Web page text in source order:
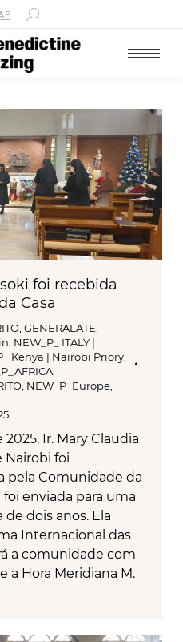
Search:
foi recebida
Casa
GENERALATE
NEW_P_ ITALY |
Kenya | Nairobi Priory
NEW_P_Europe
Ir. Mary Claudia
Nairobi foi
pela Comunidade da
foi enviada para uma
dois anos. Ela
Internacional das
a comunidade com
a Hora Meridiana M.